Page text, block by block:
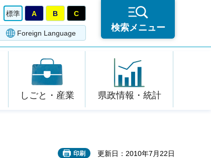
標準 A B C
Foreign Language
検索メニュー
しごと・産業 県政情報・統計
印刷 更新日：2010年7月22日